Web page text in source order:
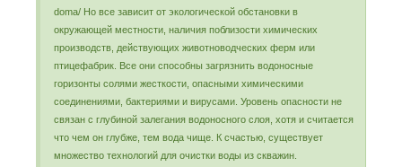
doma/ Но все зависит от экологической обстановки в
окружающей местности, наличия поблизости химических
производств, действующих животноводческих ферм или
птицефабрик. Все они способны загрязнить водоносные
горизонты солями жесткости, опасными химическими
соединениями, бактериями и вирусами. Уровень опасности не
связан с глубиной залегания водоносного слоя, хотя и считается
что чем он глубже, тем вода чище. К счастью, существует
множество технологий для очистки воды из скважин.